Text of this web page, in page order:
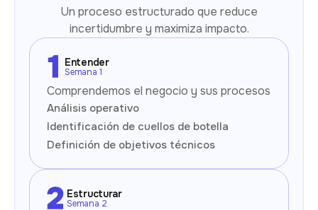
Un proceso estructurado que reduce
incertidumbre y maximiza impacto.
Entender
Semana 1
Comprendemos el negocio y sus procesos
Análisis operativo
Identificación de cuellos de botella
Definición de objetivos técnicos
Estructurar
Semana 2